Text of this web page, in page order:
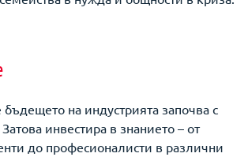
бъдещето на индустрията започва с
инвестира в знанието – от
до професионалисти в различни